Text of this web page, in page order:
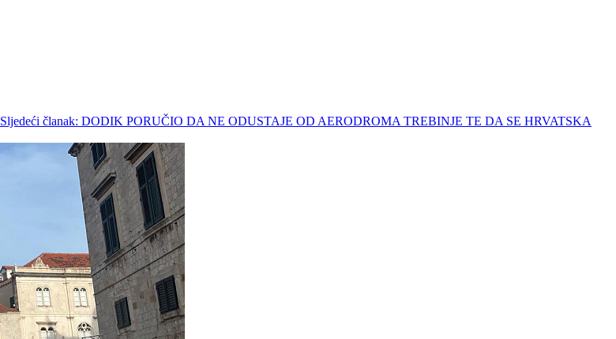
Sljedeći članak: DODIK PORUČIO DA NE ODUSTAJE OD AERODROMA TREBINJE TE DA SE HRVATSKA